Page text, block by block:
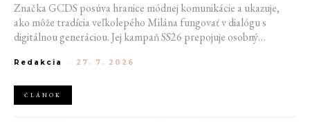
Značka GCDS posúva hranice módnej komunikácie a ukazuje,
ako môže tradícia veľkolepého Milána fungovať v dialógu s
digitálnou generáciou. Jej kampaň SS26 prepojuje osobný
spôsob, akým dnes módu vnímame a zdieľame. Zároveň
trendy a vytvárať autentické spojenie medzi módou, digitálnym
prostredím a každodenným životom mladej generácie.
Redakcia - 27. 7. 2026
ČLÁNOK